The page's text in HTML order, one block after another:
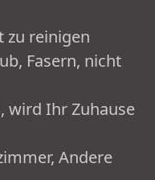
zu reinigen
Fasern, nicht
wird Ihr Zuhause
Andere